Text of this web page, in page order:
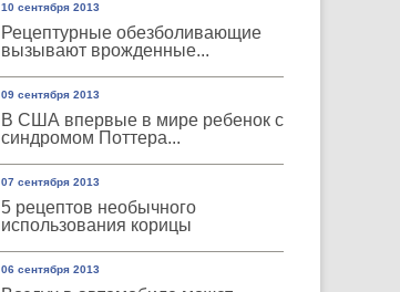
10 сентября 2013
Рецептурные обезболивающие
вызывают врожденные...
09 сентября 2013
В США впервые в мире ребенок с
синдромом Поттера...
07 сентября 2013
5 рецептов необычного
использования корицы
06 сентября 2013